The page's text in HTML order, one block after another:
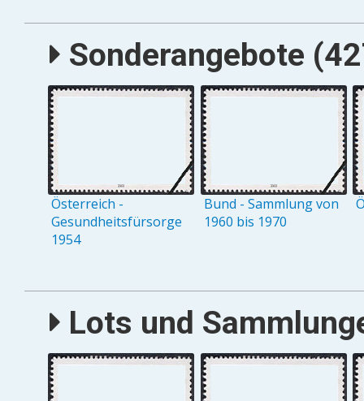
Sonderangebote
Österreich -
Gesundheitsfürsorge
1954
Bund - Sammlung von
1960 bis 1970
Lots und